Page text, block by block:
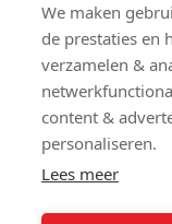
Ik heb het
gelezen en ga
We maken
de prestaties en
verzamelen &
content &
personaliseren.
Lees meer